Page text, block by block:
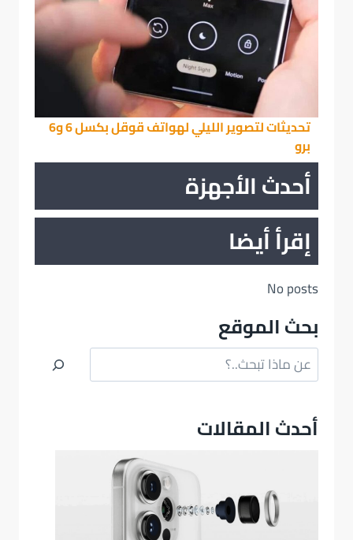
تحديثات لتصوير الليلي لهواتف قوقل بكسل 6 و6
برو
أحدث الأجهزة
إقرأ أيضا
No posts
بحث الموقع
البحث
أحدث المقالات